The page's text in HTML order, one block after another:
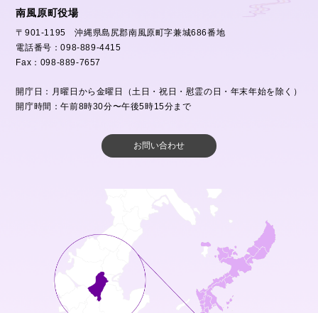
南風原町役場
〒901-1195 沖縄県島尻郡南風原町字兼城686番地
電話番号：098-889-4415
Fax：098-889-7657
開庁日：月曜日から金曜日（土日・祝日・慰霊の日・年末年始を除く）
開庁時間：午前8時30分〜午後5時15分まで
お問い合わせ